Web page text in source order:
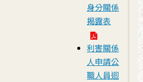
身分關係
揭露表
利害關係
人申請公
職人員迴